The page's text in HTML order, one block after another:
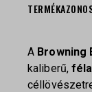
A Browning
kaliberű,